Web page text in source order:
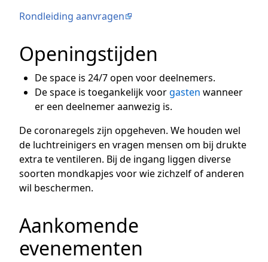
Rondleiding aanvragen
Openingstijden
De space is 24/7 open voor deelnemers.
De space is toegankelijk voorgasten wanneer
er een deelnemer aanwezig is.
De coronaregels zijn opgeheven. We houden wel
de luchtreinigers en vragen mensen om bij drukte
extra te ventileren. Bij de ingang liggen diverse
soorten mondkapjes voor wie zichzelf of anderen
wil beschermen.
Aankomende
evenementen